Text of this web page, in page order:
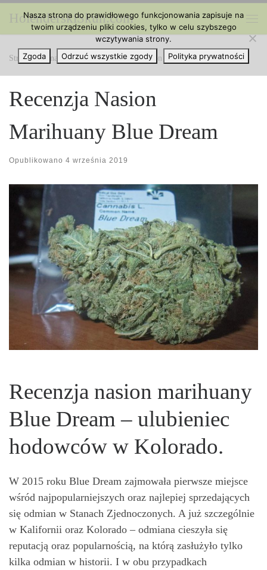
Przejdź do treści
HolenderskiSkun.com
Strona główna » Odmiany » Recenzja Nasion Marihuany Blue Dream
Recenzja Nasion
Marihuany Blue Dream
Opublikowano 4 września 2019
Recenzja nasion marihuany
Blue Dream – ulubieniec
hodowców w Kolorado.
W 2015 roku Blue Dream zajmowała pierwsze miejsce
wśród najpopularniejszych oraz najlepiej sprzedających
się odmian w Stanach Zjednoczonych. A już szczególnie
w Kalifornii oraz Kolorado – odmiana cieszyła się
reputacją oraz popularnością, na którą zasłużyło tylko
kilka odmian w historii. I w obu przypadkach
Nasza strona do prawidłowego funkcjonowania zapisuje na
twoim urządzeniu pliki cookies, tylko w celu szybszego
wczytywania strony.
Zgoda
Odrzuć wszystkie zgody Polityka prywatności